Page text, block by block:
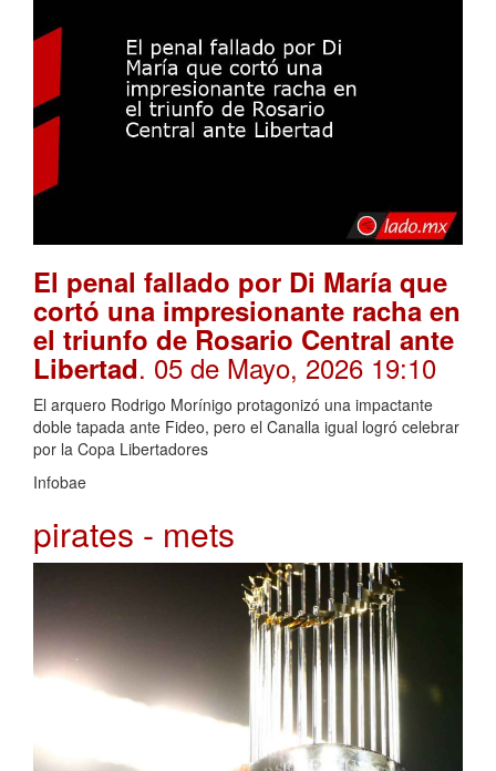
El penal fallado por Di María que
cortó una impresionante racha en
el triunfo de Rosario Central ante
Libertad. 05 de Mayo, 2026 19:10
El arquero Rodrigo Morínigo protagonizó una impactante
doble tapada ante Fideo, pero el Canalla igual logró celebrar
por la Copa Libertadores
Infobae
pirates - mets